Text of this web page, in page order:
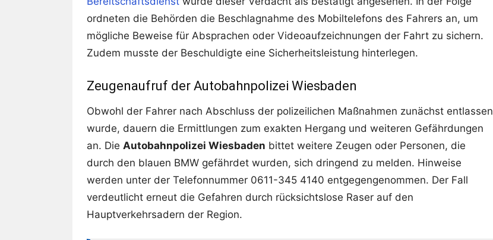
ordneten die Behörden die Beschlagnahme des Mobiltelefons des Fahrers an, um
mögliche Beweise für Absprachen oder Videoaufzeichnungen der Fahrt zu sichern.
Zudem musste der Beschuldigte eine Sicherheitsleistung hinterlegen.
Zeugenaufruf der Autobahnpolizei Wiesbaden
Obwohl der Fahrer nach Abschluss der polizeilichen Maßnahmen zunächst entlassen
wurde, dauern die Ermittlungen zum exakten Hergang und weiteren Gefährdungen
an. Die Autobahnpolizei Wiesbaden bittet weitere Zeugen oder Personen, die
durch den blauen BMW gefährdet wurden, sich dringend zu melden. Hinweise
werden unter der Telefonnummer 0611-345 4140 entgegengenommen. Der Fall
verdeutlicht erneut die Gefahren durch rücksichtslose Raser auf den
Hauptverkehrsadern der Region.